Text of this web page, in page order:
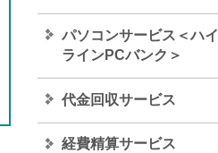
パソコンサービス＜ハイ
ラインPCバンク＞
代金回収サービス
経費精算サービス